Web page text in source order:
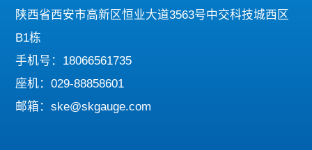
陕西省西安市高新区恒业大道3563号中交科技城西区
B1栋
手机号：18066561735
座机：029-88858601
邮箱：ske@skgauge.com